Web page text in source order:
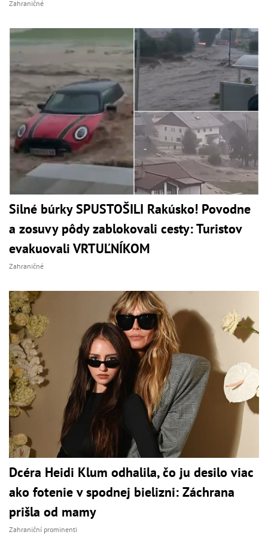
Zahraničné
Silné búrky SPUSTOŠILI Rakúsko! Povodne
a zosuvy pôdy zablokovali cesty: Turistov
evakuovali VRTUĽNÍKOM
Zahraničné
Dcéra Heidi Klum odhalila, čo ju desilo viac
ako fotenie v spodnej bielizni: Záchrana
prišla od mamy
Zahraniční prominenti